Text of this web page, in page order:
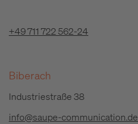
+49 711 722 562-24
Biberach
Industriestraße 38
info@saupe-communication.de